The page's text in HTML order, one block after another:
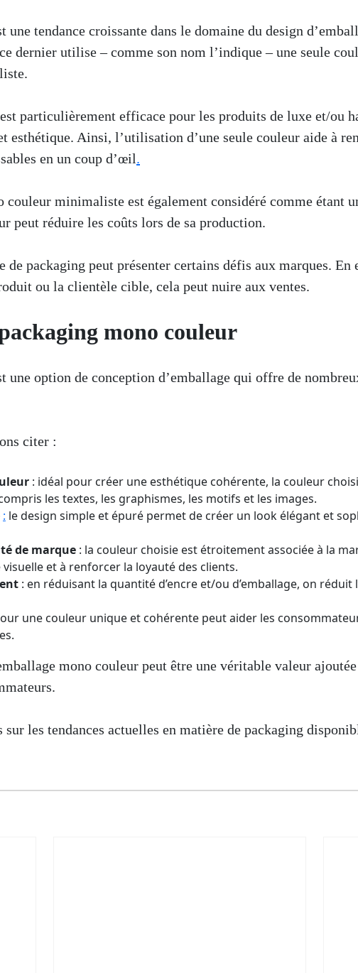
une tendance croissante dans le domaine du design
dernier utilise – comme son nom l’indique – une seule
particulièrement efficace pour les produits de luxe et/ou
esthétique. Ainsi, l’utilisation d’une seule couleur aide à
en un coup d’œil.
couleur minimaliste est également considéré comme étant
peut réduire les coûts lors de sa production.
de packaging peut présenter certains défis aux marques.
ou la clientèle cible, cela peut nuire aux ventes.
mono couleur
une option de conception d’emballage qui offre de
citer :
: idéal pour créer une esthétique cohérente, la couleur
les textes, les graphismes, les motifs et les images.
: le design simple et épuré permet de créer un look élégant et
de marque : la couleur choisie est étroitement associée à la
et à renforcer la loyauté des clients.
: en réduisant la quantité d’encre et/ou d’emballage, on
une couleur unique et cohérente peut aider les
mono couleur peut être une véritable valeur
les tendances actuelles en matière de packaging